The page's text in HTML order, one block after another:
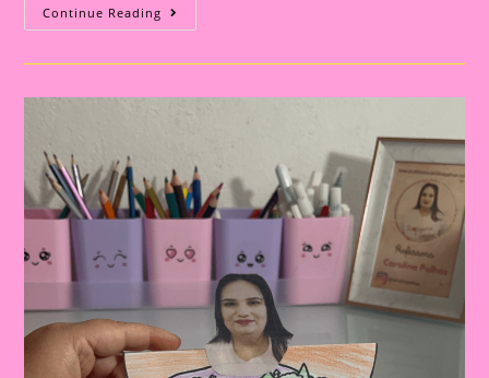
Continue Reading Atividade
Do
Da